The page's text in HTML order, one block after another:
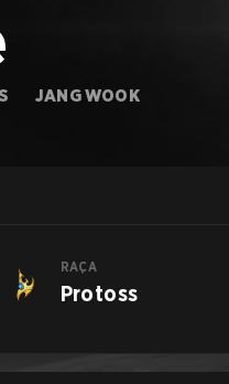
JANG WOOK
RAÇA
Protoss